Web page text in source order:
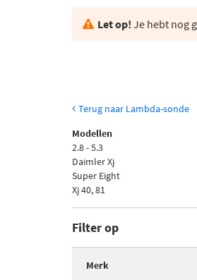
Let op! Je hebt nog
Terug naar Lambda-sonde
Modellen
2.8 - 5.3
Daimler Xj
Super Eight
Xj 40, 81
Filter op
Merk